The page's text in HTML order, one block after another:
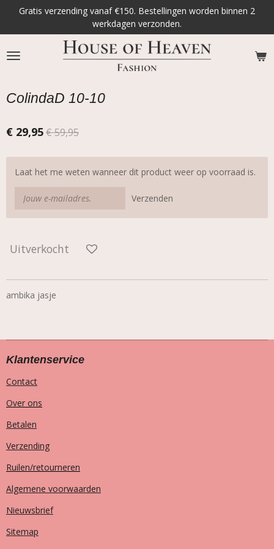
naar
de
hoofdinhoud
Gratis verzending vanaf €150. Bestellingen worden binnen 2
werkdagen verzonden.
ColindaD 10-10
€ 29,95€ 59,95
Laat het me weten wanneer dit product weer op voorraad is.
Verzenden
Uitverkocht
ambika jasje
Klantenservice
Contact
Over ons
Betalen
Verzending
Ruilen/retourneren
Algemene voorwaarden
Nieuwsbrief
Sitemap